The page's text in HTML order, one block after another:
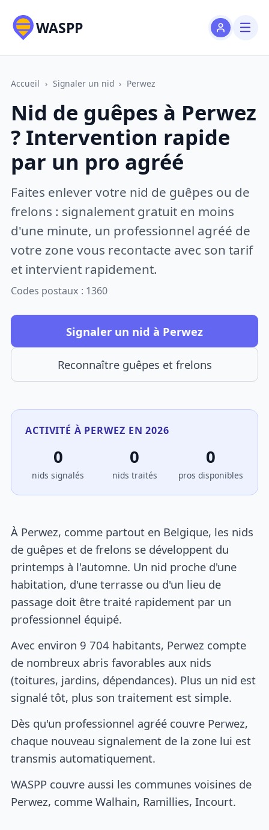
WASPP
Accueil › Signaler un nid › Perwez
Nid de guêpes à Perwez
? Intervention rapide
par un pro agréé
Faites enlever votre nid de guêpes ou de
frelons : signalement gratuit en moins
d'une minute, un professionnel agréé de
votre zone vous recontacte avec son tarif
et intervient rapidement.
Codes postaux : 1360
Signaler un nid à Perwez
Reconnaître guêpes et frelons
ACTIVITÉ À PERWEZ EN 2026
0
nids signalés
0
nids traités
0
pros disponibles
À Perwez, comme partout en Belgique, les nids
de guêpes et de frelons se développent du
printemps à l'automne. Un nid proche d'une
habitation, d'une terrasse ou d'un lieu de
passage doit être traité rapidement par un
professionnel équipé.
Avec environ 9 704 habitants, Perwez compte
de nombreux abris favorables aux nids
(toitures, jardins, dépendances). Plus un nid est
signalé tôt, plus son traitement est simple.
Dès qu'un professionnel agréé couvre Perwez,
chaque nouveau signalement de la zone lui est
transmis automatiquement.
WASPP couvre aussi les communes voisines de
Perwez, comme Walhain, Ramillies, Incourt.